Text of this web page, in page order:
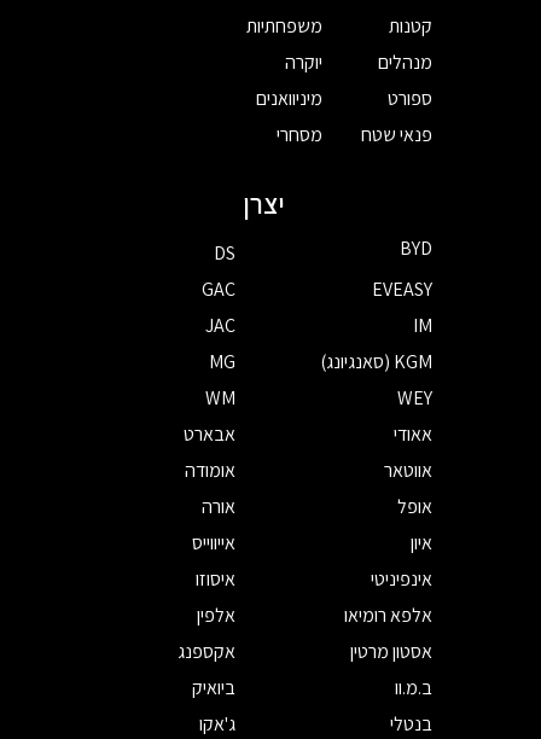
קטנות
מנהלים
ספורט
פנאי שטח
משפחתיות
יוקרה
מיניוואנים
מסחרי
יצרן
BYD
DS
EVEASY
GAC
IM
JAC
KGM (סאנגיונג)
MG
WEY
WM
אאודי
אבארט
אווטאר
אומודה
אופל
אורה
איון
אייווייס
אינפיניטי
איסוזו
אלפא רומיאו
אלפין
אסטון מרטין
אקספנג
ב.מ.וו
ביואיק
בנטלי
ג'אקו